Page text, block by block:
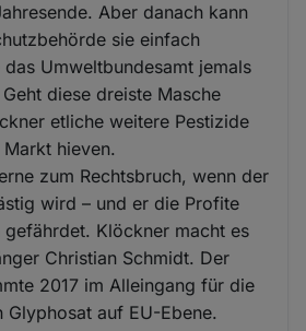
Aber danach kann
sie einfach
Umweltbundesamt jemals
diese dreiste Masche
etliche weitere Pestizide
hieven.
zum Rechtsbruch, wenn der
wird – und er die Profite
gefährdet. Klöckner macht es
Christian Schmidt. Der
2017 im Alleingang für die
Glyphosat auf EU-Ebene.